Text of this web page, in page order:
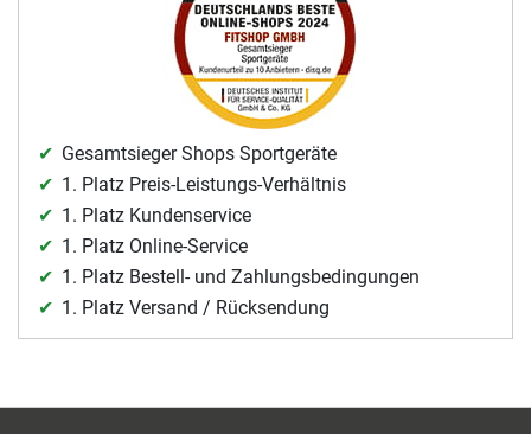
Gesamtsieger Shops Sportgeräte
1. Platz Preis-Leistungs-Verhältnis
1. Platz Kundenservice
1. Platz Online-Service
1. Platz Bestell- und Zahlungsbedingungen
1. Platz Versand / Rücksendung